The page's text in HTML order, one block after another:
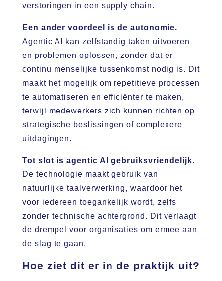
verstoringen in een supply chain.
Een ander voordeel is de autonomie.
Agentic AI kan zelfstandig taken uitvoeren
en problemen oplossen, zonder dat er
continu menselijke tussenkomst nodig is. Dit
maakt het mogelijk om repetitieve processen
te automatiseren en efficiënter te maken,
terwijl medewerkers zich kunnen richten op
strategische beslissingen of complexere
uitdagingen.
Tot slot is agentic AI gebruiksvriendelijk.
De technologie maakt gebruik van
natuurlijke taalverwerking, waardoor het
voor iedereen toegankelijk wordt, zelfs
zonder technische achtergrond. Dit verlaagt
de drempel voor organisaties om ermee aan
de slag te gaan.
Hoe ziet dit er in de praktijk uit?